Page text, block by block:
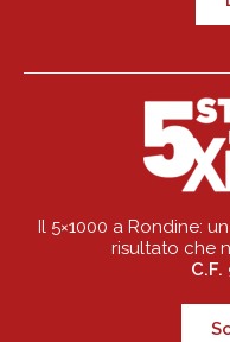
Il 5×1000 a Rondine:
risultato che
C.F.